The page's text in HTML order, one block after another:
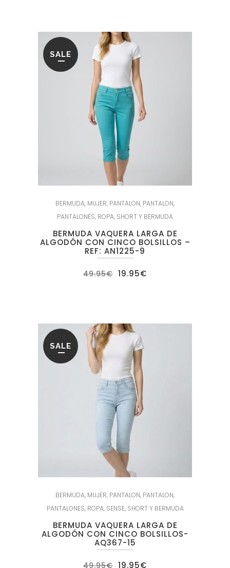
SALE
BERMUDA, MUJER, PANTALON, PANTALON,
PANTALONES, ROPA, SHORT Y BERMUDA
BERMUDA VAQUERA LARGA DE
ALGODÓN CON CINCO BOLSILLOS –
REF: AN1225-9
49.95€ El
precio
19.95€
SALE
BERMUDA, MUJER, PANTALON, PANTALON,
PANTALONES, ROPA, SENSE, SHORT Y BERMUDA
BERMUDA VAQUERA LARGA DE
ALGODÓN CON CINCO BOLSILLOS-
AQ367-15
49.95€ El
19.95€